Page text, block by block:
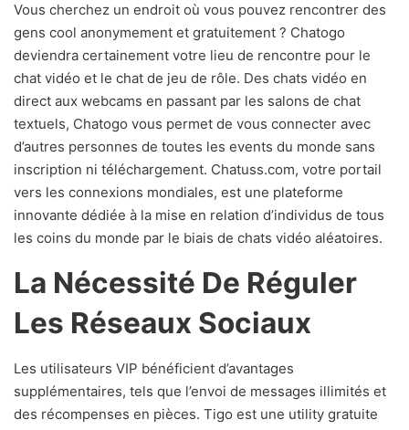
Vous cherchez un endroit où vous pouvez rencontrer des
gens cool anonymement et gratuitement ? Chatogo
deviendra certainement votre lieu de rencontre pour le
chat vidéo et le chat de jeu de rôle. Des chats vidéo en
direct aux webcams en passant par les salons de chat
textuels, Chatogo vous permet de vous connecter avec
d’autres personnes de toutes les events du monde sans
inscription ni téléchargement. Chatuss.com, votre portail
vers les connexions mondiales, est une plateforme
innovante dédiée à la mise en relation d’individus de tous
les coins du monde par le biais de chats vidéo aléatoires.
La Nécessité De Réguler
Les Réseaux Sociaux
Les utilisateurs VIP bénéficient d’avantages
supplémentaires, tels que l’envoi de messages illimités et
des récompenses en pièces. Tigo est une utility gratuite